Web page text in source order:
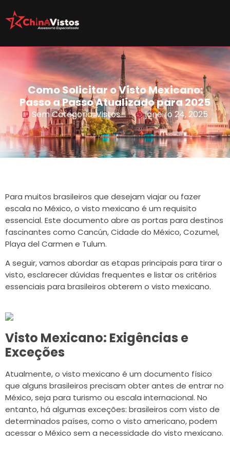
Como Solicitar o Visto Mexicano:
Passo a Passo Atualizado para 2025
Sem Categoria,Vistos janeiro 24, 2025
Para muitos brasileiros que desejam viajar ou fazer
escala no México, o visto mexicano é um requisito
essencial. Este documento abre as portas para destinos
fascinantes como Cancún, Cidade do México, Cozumel,
Playa del Carmen e Tulum.
A seguir, vamos abordar as etapas principais para tirar o
visto, esclarecer dúvidas frequentes e listar os critérios
essenciais para brasileiros obterem o visto mexicano.
Visto Mexicano: Exigências e
Exceções
Atualmente, o visto mexicano é um documento físico
que alguns brasileiros precisam obter antes de entrar no
México, seja para turismo ou escala internacional. No
entanto, há algumas exceções: brasileiros com visto de
determinados países, como o visto americano, podem
acessar o México sem a necessidade do visto mexicano.